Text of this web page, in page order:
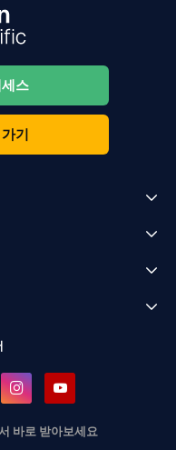
스
기
바로 받아보세요